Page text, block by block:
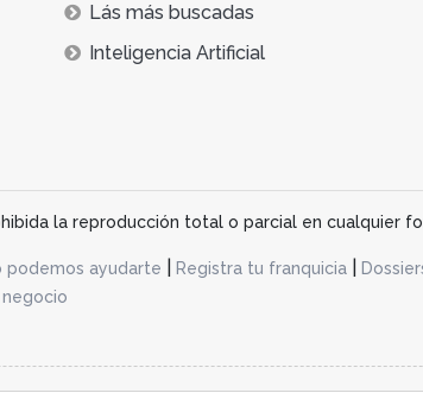
Lás más buscadas
Inteligencia Artificial
la reproducción total o parcial en cualquier
podemos ayudarte Registra tu franquicia|
negocio